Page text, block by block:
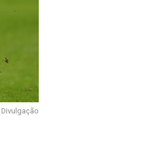
Divulgação